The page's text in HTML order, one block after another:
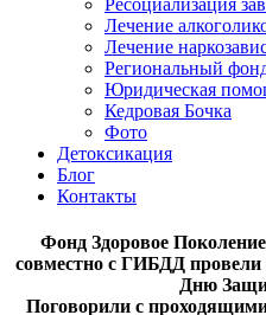
Ресоциализация
Лечение
Лечение
Региональный
Юридическая
Кедровая Бочка
Фото
Детоксикация
Блог
Контакты
Фонд Здоровое
совместно с ГИБДД провели
Дню
Поговорили с